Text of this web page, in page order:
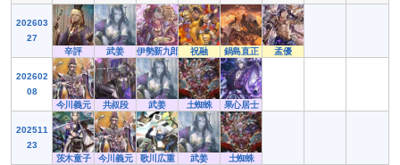
202603
27
辛評
武姜 伊勢新九郎 祝融 鍋島直正 孟優
202602
08
今川義元
共叔段 武姜 土蜘蛛 果心居士
202511
23
茨木童子
今川義元 歌川広重 武姜 土蜘蛛